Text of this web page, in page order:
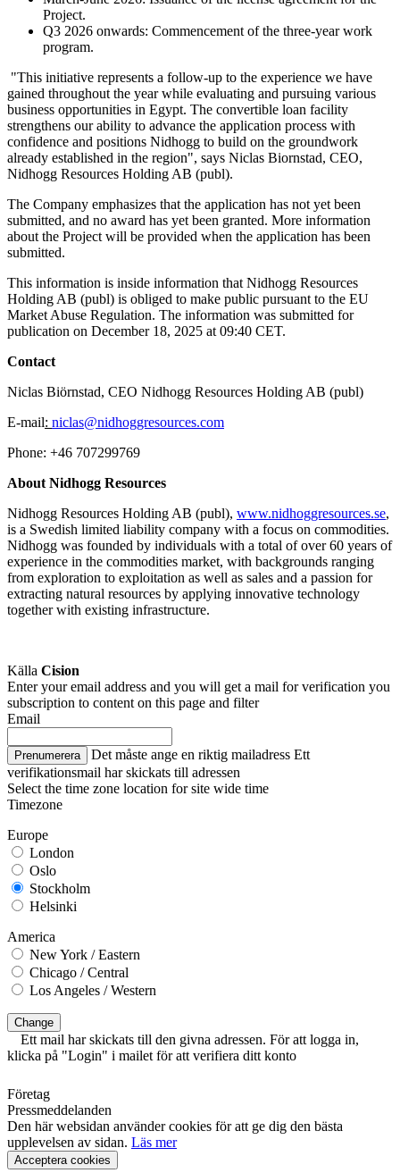
Project.
Q3 2026 onwards: Commencement of the three-year work
program.
"This initiative represents a follow-up to the experience we have
gained throughout the year while evaluating and pursuing various
business opportunities in Egypt. The convertible loan facility
strengthens our ability to advance the application process with
confidence and positions Nidhogg to build on the groundwork
already established in the region", says Niclas Biornstad, CEO,
Nidhogg Resources Holding AB (publ).
The Company emphasizes that the application has not yet been
submitted, and no award has yet been granted. More information
about the Project will be provided when the application has been
submitted.
This information is inside information that Nidhogg Resources
Holding AB (publ) is obliged to make public pursuant to the EU
Market Abuse Regulation. The information was submitted for
publication on December 18, 2025 at 09:40 CET.
Contact
Niclas Biörnstad, CEO Nidhogg Resources Holding AB (publ)
E-mail: niclas@nidhoggresources.com
Phone: +46 707299769
About Nidhogg Resources
Nidhogg Resources Holding AB (publ), www.nidhoggresources.se,
is a Swedish limited liability company with a focus on commodities.
Nidhogg was founded by individuals with a total of over 60 years of
experience in the commodities market, with backgrounds ranging
from exploration to exploitation as well as sales and a passion for
extracting natural resources by applying innovative technology
together with existing infrastructure.
Källa Cision
Enter your email address and you will get a mail for verification you
subscription to content on this page and filter
Email
Prenumerera Det måste ange en riktig mailadress Ett
verifikationsmail har skickats till adressen
Select the time zone location for site wide time
Timezone
Europe
London
Oslo
Stockholm
Helsinki
America
New York / Eastern
Chicago / Central
Los Angeles / Western
Change
Ett mail har skickats till den givna adressen. För att logga in,
klicka på "Login" i mailet för att verifiera ditt konto
Företag
Pressmeddelanden
Den här websidan använder cookies för att ge dig den bästa
upplevelsen av sidan. Läs mer
Acceptera cookies